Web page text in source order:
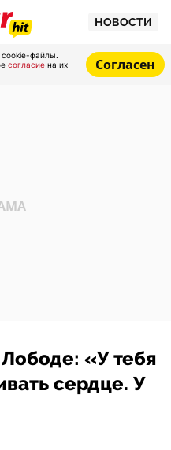
НОВОСТИ
файлы.
согласие на их
Согласен
«У тебя
сердце. У